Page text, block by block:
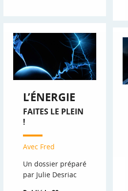
L’ÉNERGIE
FAITES LE PLEIN
!
Avec Fred
Un dossier préparé
par Julie Desriac